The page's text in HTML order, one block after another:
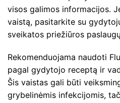
visos galimos informacijos.
vaistą, pasitarkite su
sveikatos priežiūros
Rekomenduojama naudoti
pagal gydytojo receptą ir
Šis vaistas gali būti
grybelinėmis infekcijomis,